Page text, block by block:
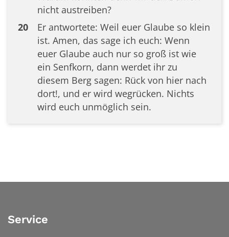
nicht austreiben?
20
Er antwortete: Weil euer Glaube so klein
ist. Amen, das sage ich euch: Wenn
euer Glaube auch nur so groß ist wie
ein Senfkorn, dann werdet ihr zu
diesem Berg sagen: Rück von hier nach
dort!, und er wird wegrücken. Nichts
wird euch unmöglich sein.
Service